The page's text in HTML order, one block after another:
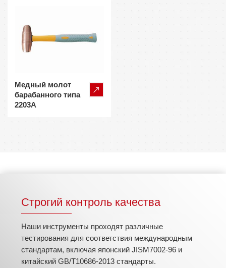
Медный молот
барабанного типа
2203A
Строгий контроль качества
Наши инструменты проходят различные
тестирования для соответствия международным
стандартам, включая японский JISM7002-96 и
китайский GB/T10686-2013 стандарты.